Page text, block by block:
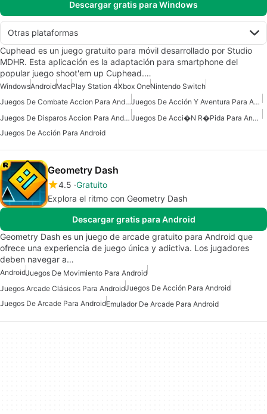
Descargar gratis para Windows
Otras plataformas
Cuphead es un juego gratuito para móvil desarrollado por Studio
MDHR. Esta aplicación es la adaptación para smartphone del
popular juego shoot'em up Cuphead.…
WindowsAndroidMacPlay Station 4Xbox OneNintendo Switch
Juegos De Combate Accion Para Android
Juegos De Acción Y Aventura Para Android
Juegos De Disparos Accion Para Android
Juegos De Acci�n R�pida Para Android
Juegos De Acción Para Android
Geometry Dash
4.5 Gratuito
Explora el ritmo con Geometry Dash
Descargar gratis para Android
Geometry Dash es un juego de arcade gratuito para Android que
ofrece una experiencia de juego única y adictiva. Los jugadores
deben navegar a…
AndroidJuegos De Movimiento Para Android
Juegos Arcade Clásicos Para AndroidJuegos De Acción Para Android
Juegos De Arcade Para AndroidEmulador De Arcade Para Android